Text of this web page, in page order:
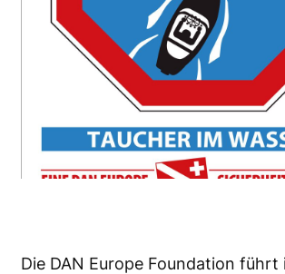
Die DAN Europe Foundation führt